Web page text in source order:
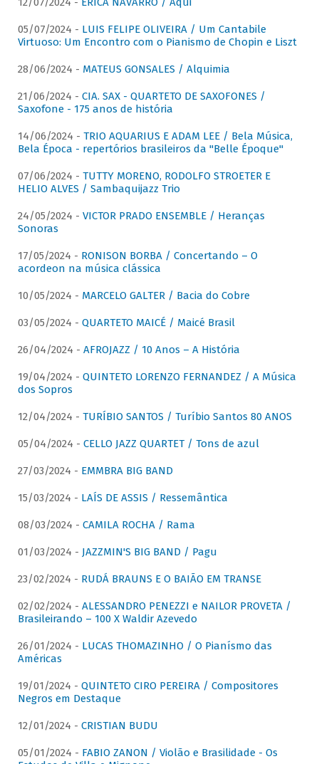
05/07/2024 - LUIS FELIPE OLIVEIRA / Um Cantabile
Virtuoso: Um Encontro com o Pianismo de Chopin e Liszt
28/06/2024 - MATEUS GONSALES / Alquimia
21/06/2024 - CIA. SAX - QUARTETO DE SAXOFONES /
Saxofone - 175 anos de história
14/06/2024 - TRIO AQUARIUS E ADAM LEE / Bela Música,
Bela Época - repertórios brasileiros da "Belle Époque"
07/06/2024 - TUTTY MORENO, RODOLFO STROETER E
HELIO ALVES / Sambaquijazz Trio
24/05/2024 - VICTOR PRADO ENSEMBLE / Heranças
Sonoras
17/05/2024 - RONISON BORBA / Concertando – O
acordeon na música clássica
10/05/2024 - MARCELO GALTER / Bacia do Cobre
03/05/2024 - QUARTETO MAICÉ / Maicé Brasil
26/04/2024 - AFROJAZZ / 10 Anos – A História
19/04/2024 - QUINTETO LORENZO FERNANDEZ / A Música
dos Sopros
12/04/2024 - TURÍBIO SANTOS / Turíbio Santos 80 ANOS
05/04/2024 - CELLO JAZZ QUARTET / Tons de azul
27/03/2024 - EMMBRA BIG BAND
15/03/2024 - LAÍS DE ASSIS / Ressemântica
08/03/2024 - CAMILA ROCHA / Rama
01/03/2024 - JAZZMIN'S BIG BAND / Pagu
23/02/2024 - RUDÁ BRAUNS E O BAIÃO EM TRANSE
02/02/2024 - ALESSANDRO PENEZZI e NAILOR PROVETA /
Brasileirando – 100 X Waldir Azevedo
26/01/2024 - LUCAS THOMAZINHO / O Pianísmo das
Américas
19/01/2024 - QUINTETO CIRO PEREIRA / Compositores
Negros em Destaque
12/01/2024 - CRISTIAN BUDU
05/01/2024 - FABIO ZANON / Violão e Brasilidade - Os